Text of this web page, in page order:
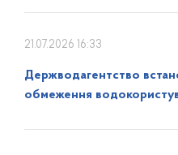
21.07.2026 16:33
Держводагентство
обмеження